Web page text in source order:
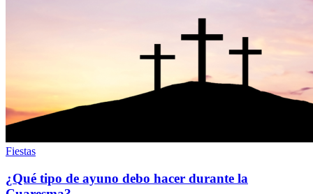
Fiestas
¿Qué tipo de ayuno debo hacer durante la